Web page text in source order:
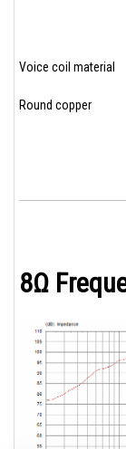
Voice coil material
Round copper
8Ω